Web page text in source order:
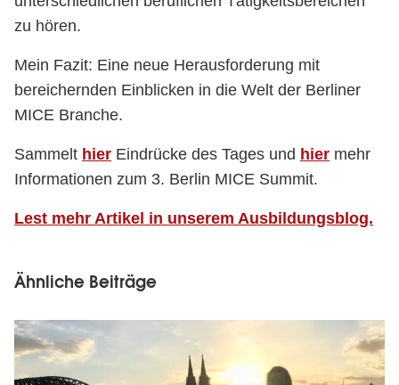
zu hören.
Mein Fazit: Eine neue Herausforderung mit
bereichernden Einblicken in die Welt der Berliner
MICE Branche.
Sammelt hier Eindrücke des Tages und hier mehr
Informationen zum 3. Berlin MICE Summit.
Lest mehr Artikel in unserem Ausbildungsblog.
Ähnliche Beiträge